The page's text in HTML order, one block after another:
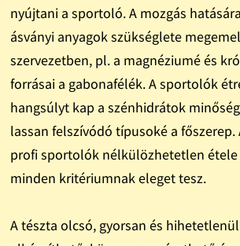
nyújtani a sportoló. A mozgás
ásványi anyagok szükséglete
szervezetben, pl. a magnéziumé és
forrásai a gabonafélék. A sportolók
hangsúlyt kap a szénhidrátok
lassan felszívódó típusoké a főszerep.
profi sportolók nélkülözhetetlen étele
minden kritériumnak eleget tesz.
A tészta olcsó, gyorsan és